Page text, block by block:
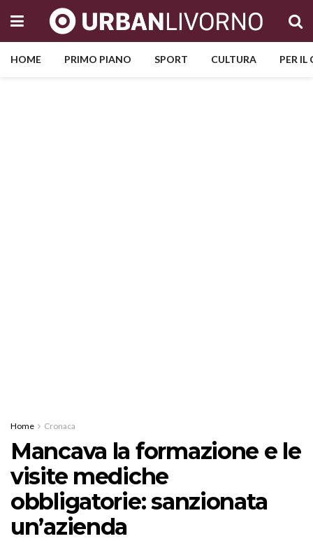
HOME PRIMO PIANO SPORT CULTURA PER
Home Cronaca
Mancava la formazione e le
visite mediche
obbligatorie: sanzionata
un’azienda